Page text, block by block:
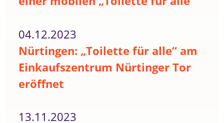
04.12.2023
Nürtingen: „Toilette für alle“ am
Einkaufszentrum Nürtinger Tor
eröffnet
13.11.2023